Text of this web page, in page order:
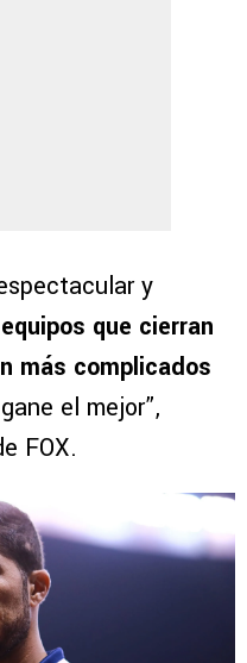
y
que cierran
más complicados
el mejor”,
FOX.